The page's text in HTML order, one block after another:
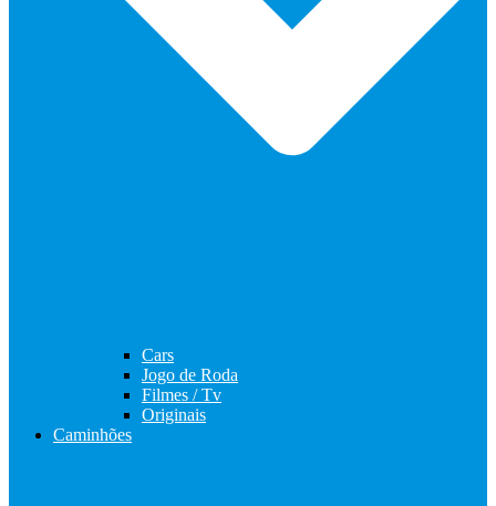
Cars
Jogo de Roda
Filmes / Tv
Originais
Caminhões